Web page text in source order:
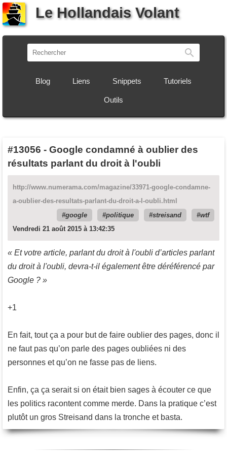
Le Hollandais Volant
Blog Liens Snippets Tutoriels
Outils
#13056 - Google condamné à oublier des
résultats parlant du droit à l'oubli
http://www.numerama.com/magazine/33971-google-condamne-
a-oublier-des-resultats-parlant-du-droit-a-l-oubli.html
google
politique streisand
wtf
Vendredi 21 août 2015 à 13:42:35
« Et votre article, parlant du droit à l'oubli d’articles parlant
du droit à l'oubli, devra-t-il également être déréférencé par
Google ? »
+1
En fait, tout ça a pour but de faire oublier des pages, donc il
ne faut pas qu’on parle des pages oubliées ni des
personnes et qu’on ne fasse pas de liens.
Enfin, ça ça serait si on était bien sages à écouter ce que
les politics racontent comme merde. Dans la pratique c’est
plutôt un gros Streisand dans la tronche et basta.